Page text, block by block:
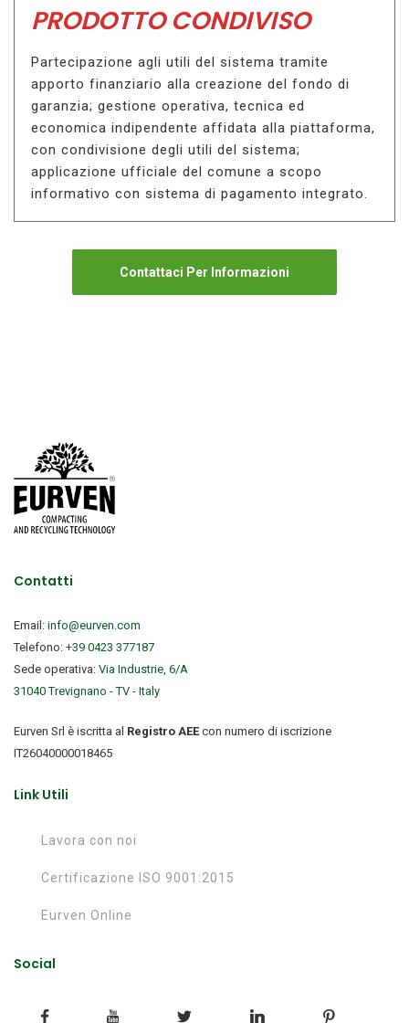
PRODOTTO CONDIVISO
Partecipazione agli utili del sistema tramite
apporto finanziario alla creazione del fondo di
garanzia; gestione operativa, tecnica ed
economica indipendente affidata alla piattaforma,
con condivisione degli utili del sistema;
applicazione ufficiale del comune a scopo
informativo con sistema di pagamento integrato.
Contattaci Per Informazioni
Contatti
Email: info@eurven.com
Telefono: +39 0423 377187
Sede operativa: Via Industrie, 6/A
31040 Trevignano - TV - Italy
Eurven Srl è iscritta al Registro AEEcon numero di iscrizione
IT26040000018465
Link Utili
Lavora con noi
Certificazione ISO 9001:2015
Eurven Online
Social